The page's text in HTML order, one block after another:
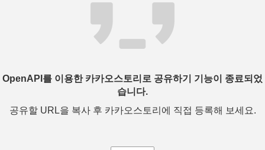
OpenAPI를 이용한 카카오스토리로 공유하기 기능이 종료되었
습니다.
공유할 URL을 복사 후 카카오스토리에 직접 등록해 보세요.